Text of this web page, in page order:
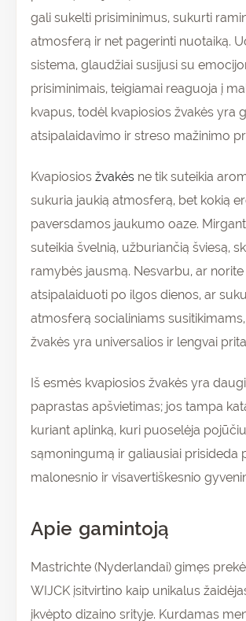
gali sukelti prisiminimus, sukurti
atmosferą ir net pagerinti nuotaiką.
sistema, glaudžiai susijusi su
prisiminimais, teigiamai reaguoja į
kvapus, todėl kvapiosios žvakės yra
atsipalaidavimo ir streso mažinimo
Kvapiosios žvakės ne tik suteikia
sukuria jaukią atmosferą, bet kokią
paversdamos jaukumo oaze.
suteikia švelnią, užburiančią šviesą,
ramybės jausmą. Nesvarbu, ar norite
atsipalaiduoti po ilgos dienos, ar
atmosferą socialiniams
žvakės yra universalios ir lengvai
Iš esmės kvapiosios žvakės yra
paprastas apšvietimas; jos tampa
kuriant aplinką, kuri puoselėja
sąmoningumą ir galiausiai prisideda
malonesnio ir visavertiškesnio
Apie gamintoją
Mastrichte (Nyderlandai) gimęs
WIJCK įsitvirtino kaip unikalus
įkvėpto dizaino srityje. Kurdamas